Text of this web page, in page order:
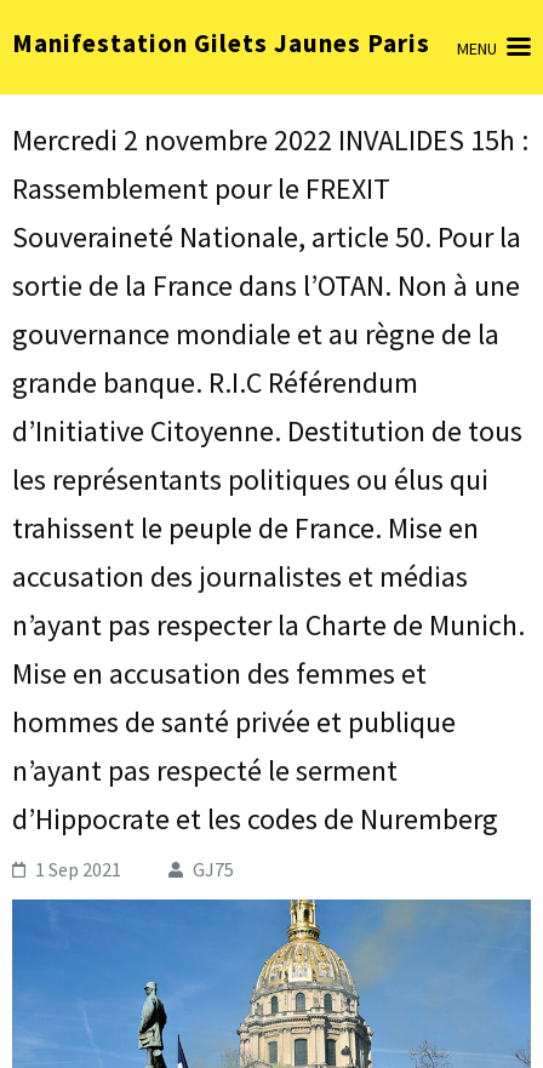
au
(Pressez
Entrée)
Manifestation Gilets Jaunes Paris MENU
Mercredi 2 novembre 2022 INVALIDES 15h :
Rassemblement pour le FREXIT
Souveraineté Nationale, article 50. Pour la
sortie de la France dans l’OTAN. Non à une
gouvernance mondiale et au règne de la
grande banque. R.I.C Référendum
d’Initiative Citoyenne. Destitution de tous
les représentants politiques ou élus qui
trahissent le peuple de France. Mise en
accusation des journalistes et médias
n’ayant pas respecter la Charte de Munich.
Mise en accusation des femmes et
hommes de santé privée et publique
n’ayant pas respecté le serment
d’Hippocrate et les codes de Nuremberg
1 Sep 2021 GJ75